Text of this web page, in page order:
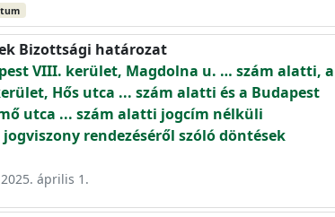
Bizottsági határozat
VIII. kerület, Magdolna u. … szám alatti, a
Hős utca ... szám alatti és a Budapest
utca ... szám alatti jogcím nélküli
rendezéséről szóló döntések
április 1.